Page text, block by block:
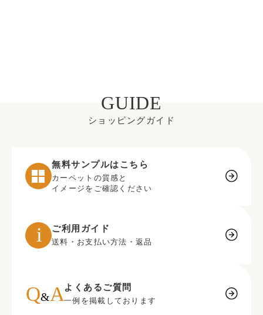
GUIDE
ショッピングガイド
無料サンプルはこちら
カーペットの質感と
イメージをご確認ください
ご利用ガイド
送料・お支払い方法・返品
よくあるご質問
一例を掲載しております